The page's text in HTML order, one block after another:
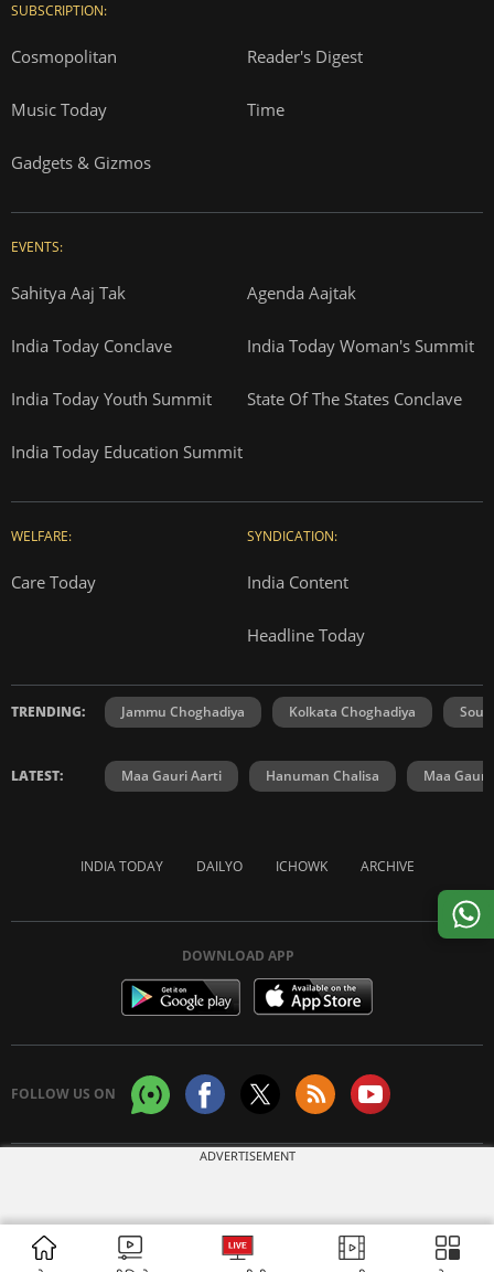
SUBSCRIPTION:
Cosmopolitan Reader's Digest
Music Today Time
Gadgets & Gizmos
EVENTS:
Sahitya Aaj Tak Agenda Aajtak
India Today Conclave India Today Woman's Summit
India Today Youth Summit State Of The States Conclave
India Today Education Summit
WELFARE:
Care Today
SYNDICATION:
India Content
Headline Today
TRENDING: Jammu Choghadiya Kolkata Choghadiya
LATEST: Maa Gauri Aarti Hanuman Chalisa Maa Gauri
INDIA TODAY DAILYO ICHOWK ARCHIVE
DOWNLOAD APP
FOLLOW US ON
ADVERTISEMENT